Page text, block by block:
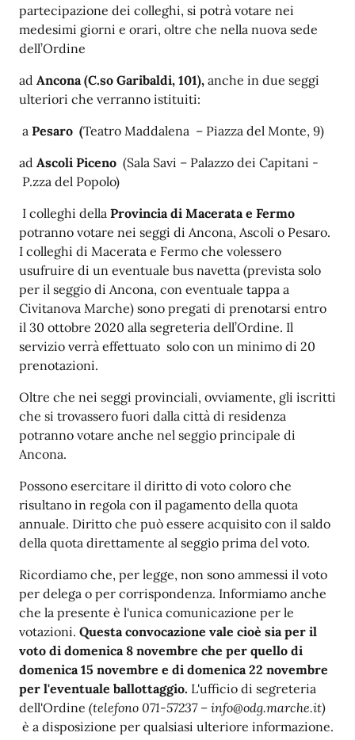
partecipazione dei colleghi, si potrà votare nei
medesimi giorni e orari, oltre che nella nuova sede
dell’Ordine
ad Ancona (C.so Garibaldi, 101), anche in due seggi
ulteriori che verranno istituiti:
a Pesaro (Teatro Maddalena – Piazza del Monte, 9)
ad Ascoli Piceno (Sala Savi – Palazzo dei Capitani -
P.zza del Popolo)
I colleghi della Provincia di Macerata e Fermo
potranno votare nei seggi di Ancona, Ascoli o Pesaro.
I colleghi di Macerata e Fermo che volessero
usufruire di un eventuale bus navetta (prevista solo
per il seggio di Ancona, con eventuale tappa a
Civitanova Marche) sono pregati di prenotarsi entro
il 30 ottobre 2020 alla segreteria dell’Ordine. Il
servizio verrà effettuato solo con un minimo di 20
prenotazioni.
Oltre che nei seggi provinciali, ovviamente, gli iscritti
che si trovassero fuori dalla città di residenza
potranno votare anche nel seggio principale di
Ancona.
Possono esercitare il diritto di voto coloro che
risultano in regola con il pagamento della quota
annuale. Diritto che può essere acquisito con il saldo
della quota direttamente al seggio prima del voto.
Ricordiamo che, per legge, non sono ammessi il voto
per delega o per corrispondenza. Informiamo anche
che la presente è l'unica comunicazione per le
votazioni. Questa convocazione vale cioè sia per il
voto di domenica 8 novembre che per quello di
domenica 15 novembre e di domenica 22 novembre
per l'eventuale ballottaggio. L'ufficio di segreteria
dell'Ordine (telefono 071-57237 – info@odg.marche.it)
è a disposizione per qualsiasi ulteriore informazione.